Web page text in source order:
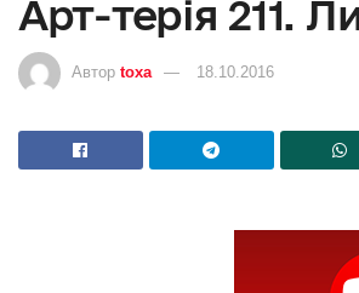
Арт-терія 211.
Автор toxa 18.10.2016